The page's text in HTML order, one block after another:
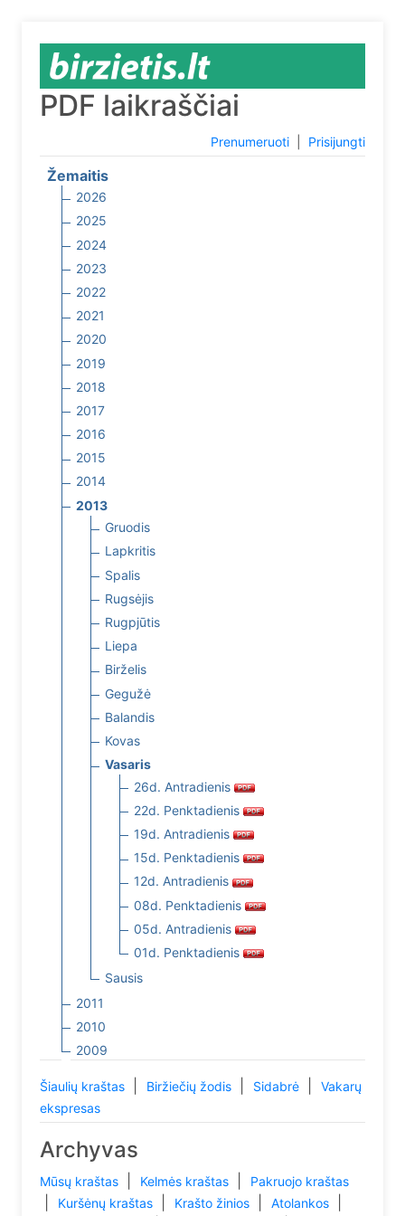
PDF laikraščiai
Prenumeruoti Prisijungti
Žemaitis
2026
2025
2024
2023
2022
2021
2020
2019
2018
2017
2016
2015
2014
2013
Gruodis
Lapkritis
Spalis
Rugsėjis
Rugpjūtis
Liepa
Birželis
Gegužė
Balandis
Kovas
Vasaris
26d. Antradienis
22d. Penktadienis
19d. Antradienis
15d. Penktadienis
12d. Antradienis
08d. Penktadienis
05d. Antradienis
01d. Penktadienis
Sausis
2011
2010
2009
Šiaulių kraštas Biržiečių žodis Sidabrė
Vakarų
ekspresas
Archyvas
Mūsų kraštas Kelmės kraštas Pakruojo kraštas
Kuršėnų kraštas Krašto žinios Atolankos